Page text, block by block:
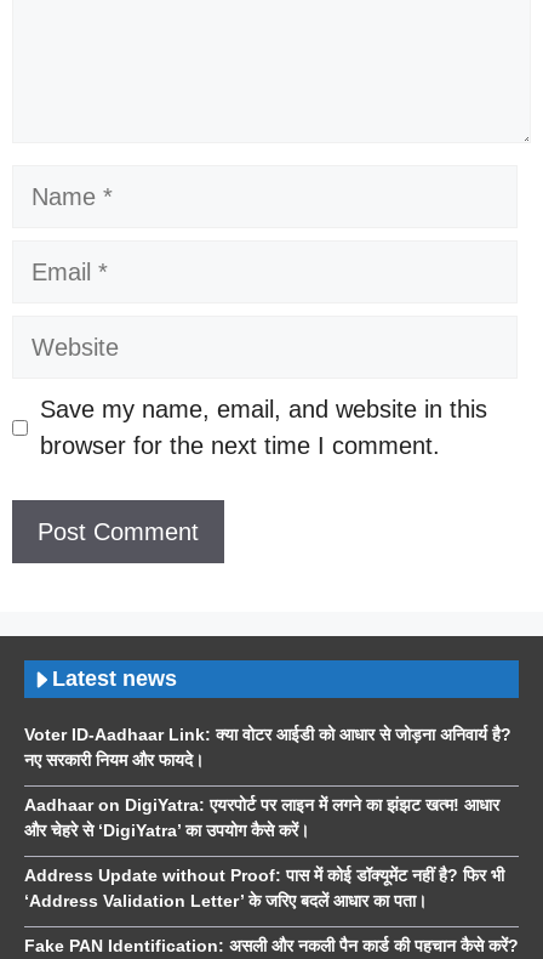
Name
Email
Website
Save my name, email, and website in this
browser for the next time I comment.
Latest news
Voter ID-Aadhaar Link: क्या वोटर आईडी को आधार से जोड़ना अनिवार्य है?
नए सरकारी नियम और फायदे।
Aadhaar on DigiYatra: एयरपोर्ट पर लाइन में लगने का झंझट खत्म! आधार
और चेहरे से ‘DigiYatra’ का उपयोग कैसे करें।
Address Update without Proof: पास में कोई डॉक्यूमेंट नहीं है? फिर भी
‘Address Validation Letter’ के जरिए बदलें आधार का पता।
Fake PAN Identification: असली और नकली पैन कार्ड की पहचान कैसे करें?